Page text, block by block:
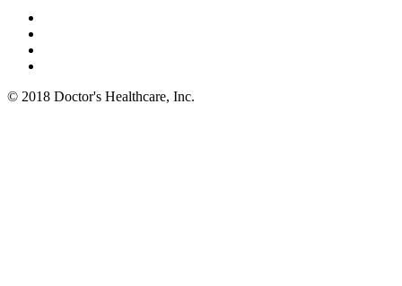
© 2018 Doctor's Healthcare, Inc.